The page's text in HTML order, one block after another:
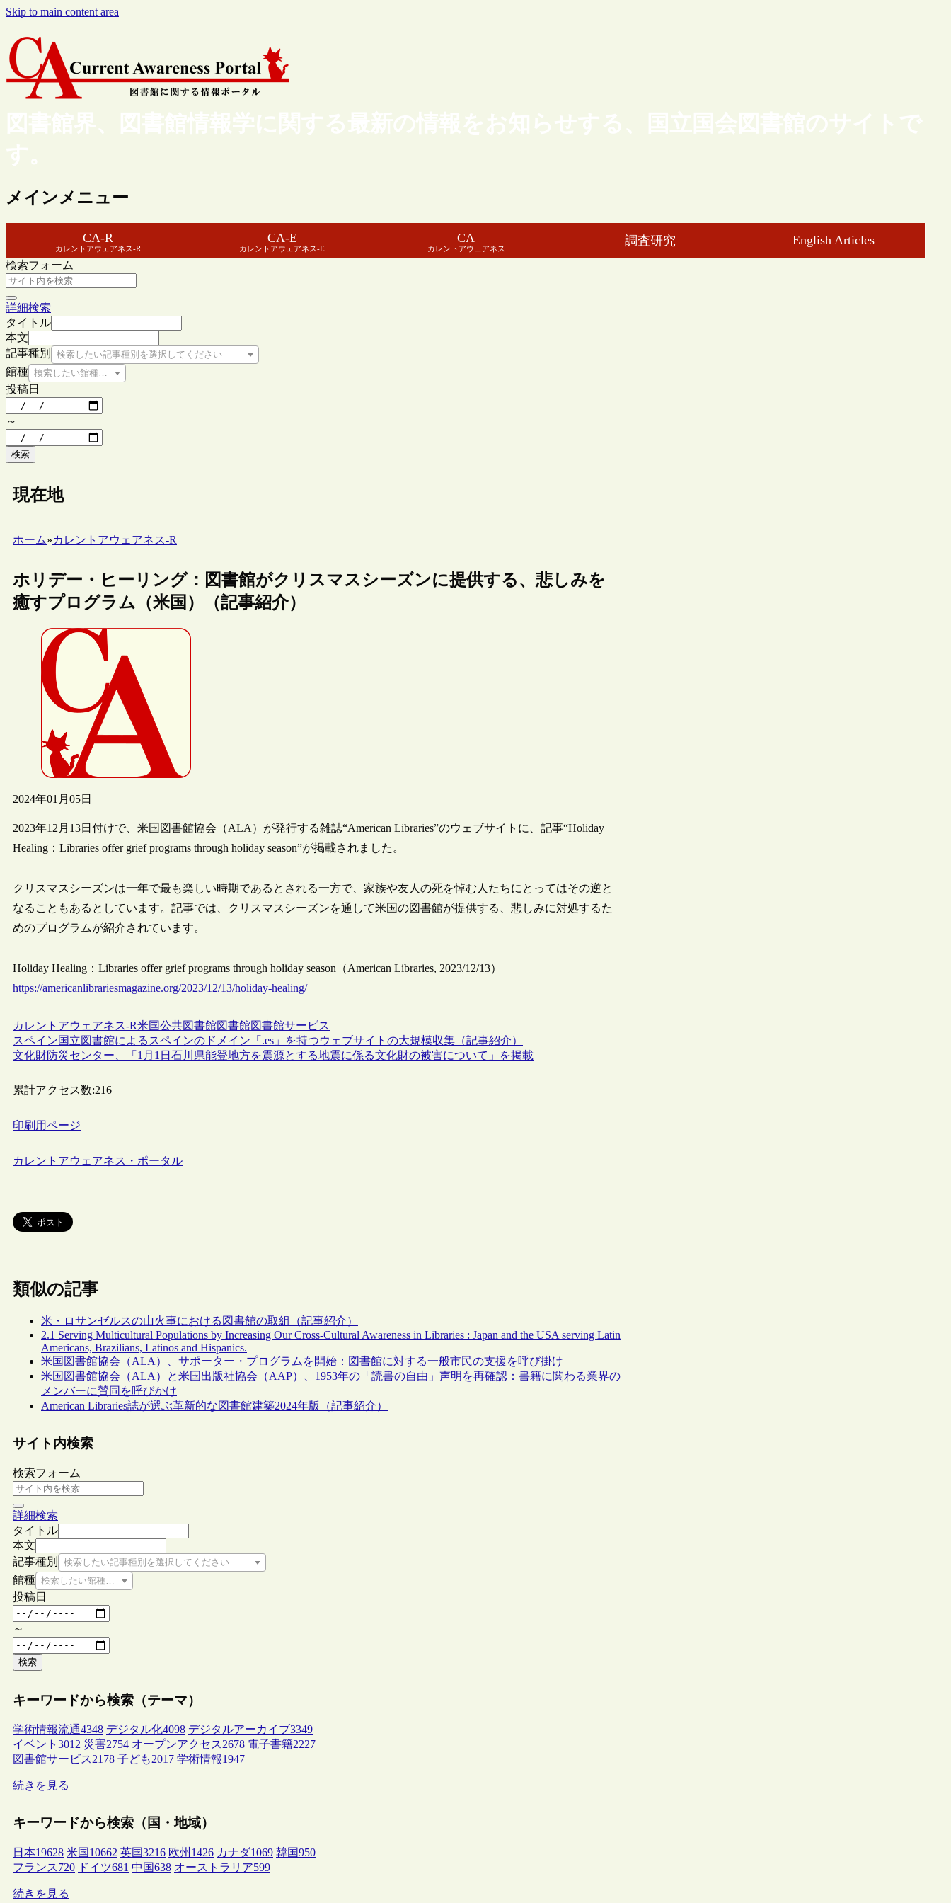
Skip to main content area
図書館界、図書館情報学に関する最新の情報をお知らせする、国立国会図書館のサイトで
す。
メインメニュー
CA-R
カレントアウェアネス-R
CA-E
カレントアウェアネス-E
CA
カレントアウェアネス
調査研究 English Articles
検索フォーム
詳細検索
タイトル
本文
記事種別
検索したい記事種別を選択してください
館種 検索したい館種を選択してください
投稿日
～
検索
現在地
ホーム»カレントアウェアネス-R
ホリデー・ヒーリング：図書館がクリスマスシーズンに提供する、悲しみを
癒すプログラム（米国）（記事紹介）
2024年01月05日
2023年12月13日付けで、米国図書館協会（ALA）が発行する雑誌“American Libraries”のウェブサイトに、記事“Holiday
Healing：Libraries offer grief programs through holiday season”が掲載されました。
クリスマスシーズンは一年で最も楽しい時期であるとされる一方で、家族や友人の死を悼む人たちにとってはその逆と
なることもあるとしています。記事では、クリスマスシーズンを通して米国の図書館が提供する、悲しみに対処するた
めのプログラムが紹介されています。
Holiday Healing：Libraries offer grief programs through holiday season（American Libraries, 2023/12/13）
https://americanlibrariesmagazine.org/2023/12/13/holiday-healing/
カレントアウェアネス-R米国公共図書館図書館図書館サービス
スペイン国立図書館によるスペインのドメイン「.es」を持つウェブサイトの大規模収集（記事紹介）
文化財防災センター、「1月1日石川県能登地方を震源とする地震に係る文化財の被害について」を掲載
累計アクセス数:216
印刷用ページ
カレントアウェアネス・ポータル
類似の記事
米・ロサンゼルスの山火事における図書館の取組（記事紹介）
2.1 Serving Multicultural Populations by Increasing Our Cross-Cultural Awareness in Libraries : Japan and the USA serving Latin
Americans, Brazilians, Latinos and Hispanics.
米国図書館協会（ALA）、サポーター・プログラムを開始：図書館に対する一般市民の支援を呼び掛け
米国図書館協会（ALA）と米国出版社協会（AAP）、1953年の「読書の自由」声明を再確認：書籍に関わる業界の
メンバーに賛同を呼びかけ
American Libraries誌が選ぶ革新的な図書館建築2024年版（記事紹介）
サイト内検索
検索フォーム
詳細検索
タイトル
本文
記事種別
検索したい記事種別を選択してください
館種 検索したい館種を選択してください
投稿日
～
検索
キーワードから検索（テーマ）
学術情報流通4348 デジタル化4098 デジタルアーカイブ3349
イベント 3012 災害2754 オープンアクセス2678 電子書籍2227
図書館サービス2178 子ども2017 学術情報1947
続きを見る
キーワードから検索（国・地域）
日本19628 米国 10662 英国3216 欧州 1426 カナダ1069 韓国950
フランス720 ドイツ681 中国638 オーストラリア599
続きを見る